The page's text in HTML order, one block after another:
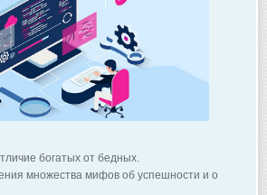
богатых от бедных.
множества мифов об успешности и о